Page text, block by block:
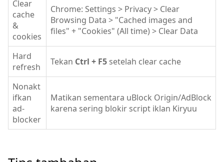
Clear
cache
&
cookies
Chrome: Settings > Privacy > Clear
Browsing Data > "Cached images and
files" + "Cookies" (All time) > Clear Data
Hard
refresh
Tekan Ctrl + F5 setelah clear cache
Nonakt
ifkan
ad-
blocker
Matikan sementara uBlock Origin/AdBlock
karena sering blokir script iklan Kiryuu